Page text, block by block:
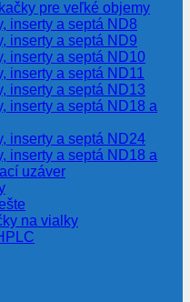
pre veľké objemy
inserty a septá ND8
inserty a septá ND9
inserty a septá ND10
inserty a septá ND11
inserty a septá ND13
inserty a septá ND18 a
inserty a septá ND24
inserty a septá ND18 a
uzáver
na vialky